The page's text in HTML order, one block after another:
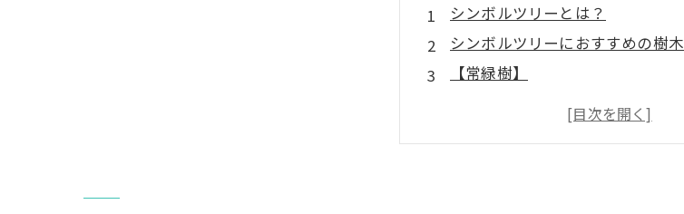
シンボルツリーとは？
シンボルツリーにおすすめの樹木
【常緑樹】